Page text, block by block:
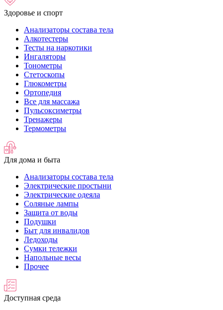
Здоровье и спорт
Анализаторы состава тела
Алкотестеры
Тесты на наркотики
Ингаляторы
Тонометры
Стетоскопы
Глюкометры
Ортопедия
Все для массажа
Пульсоксиметры
Тренажеры
Термометры
Для дома и быта
Анализаторы состава тела
Электрические простыни
Электрические одеяла
Соляные лампы
Защита от воды
Подушки
Быт для инвалидов
Ледоходы
Сумки тележки
Напольные весы
Прочее
Доступная среда